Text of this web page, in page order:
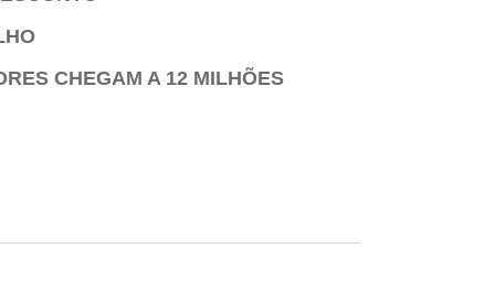
CHEGAM A 12 MILHÕES